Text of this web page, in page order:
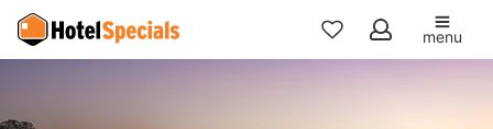
Mijn
menu